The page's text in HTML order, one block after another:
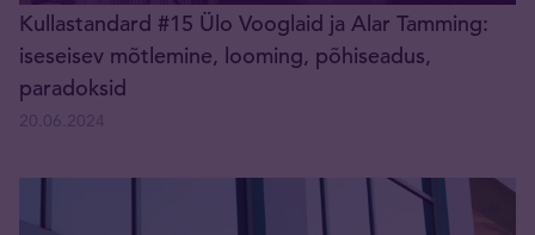
Kullastandard #15 Ülo Vooglaid ja Alar Tamming:
iseseisev mõtlemine, looming, põhiseadus,
paradoksid